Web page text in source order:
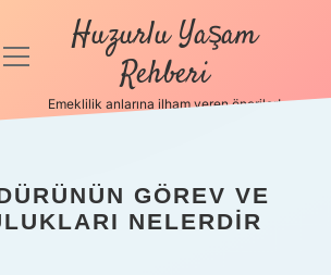
menüyü
Huzurlu Yaşam
Rehberi
Emeklilik anlarına ilham veren öneriler!
GÖREV VE
NELERDIR